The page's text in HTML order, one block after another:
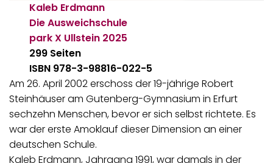
Kaleb Erdmann
Die Ausweichschule
park X Ullstein 2025
299 Seiten
ISBN 978-3-98816-022-5
Am 26. April 2002 erschoss der 19-jährige Robert
Steinhäuser am Gutenberg-Gymnasium in Erfurt
sechzehn Menschen, bevor er sich selbst richtete. Es
war der erste Amoklauf dieser Dimension an einer
deutschen Schule.
Kaleb Erdmann, Jahrgang 1991, war damals in der